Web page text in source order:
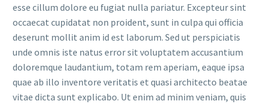
esse cillum dolore eu fugiat nulla pariatur. Excepteur sint
occaecat cupidatat non proident, sunt in culpa qui officia
deserunt mollit anim id est laborum. Sed ut perspiciatis
unde omnis iste natus error sit voluptatem accusantium
doloremque laudantium, totam rem aperiam, eaque ipsa
quae ab illo inventore veritatis et quasi architecto beatae
vitae dicta sunt explicabo. Ut enim ad minim veniam, quis